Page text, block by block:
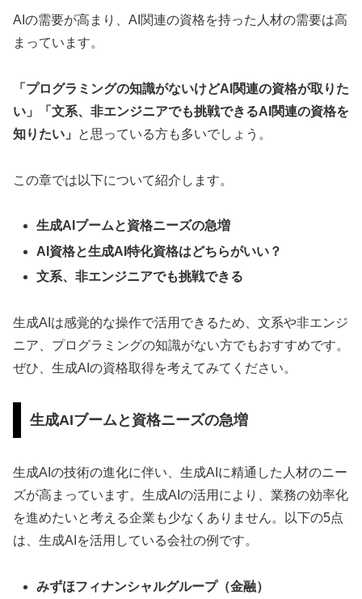
AIの需要が高まり、AI関連の資格を持った人材の需要は高
まっています。
「プログラミングの知識がないけどAI関連の資格が取りた
い」「文系、非エンジニアでも挑戦できるAI関連の資格を
知りたい」
と思っている方も多いでしょう。
この章では以下について紹介します。
生成AIブームと資格ニーズの急増
AI資格と生成AI特化資格はどちらがいい？
文系、非エンジニアでも挑戦できる
生成AIは感覚的な操作で活用できるため、文系や非エンジ
ニア、プログラミングの知識がない方でもおすすめです。
ぜひ、生成AIの資格取得を考えてみてください。
生成AIブームと資格ニーズの急増
生成AIの技術の進化に伴い、生成AIに精通した人材のニー
ズが高まっています。生成AIの活用により、業務の効率化
を進めたいと考える企業も少なくありません。以下の5点
は、生成AIを活用している会社の例です。
みずほフィナンシャルグループ（金融）